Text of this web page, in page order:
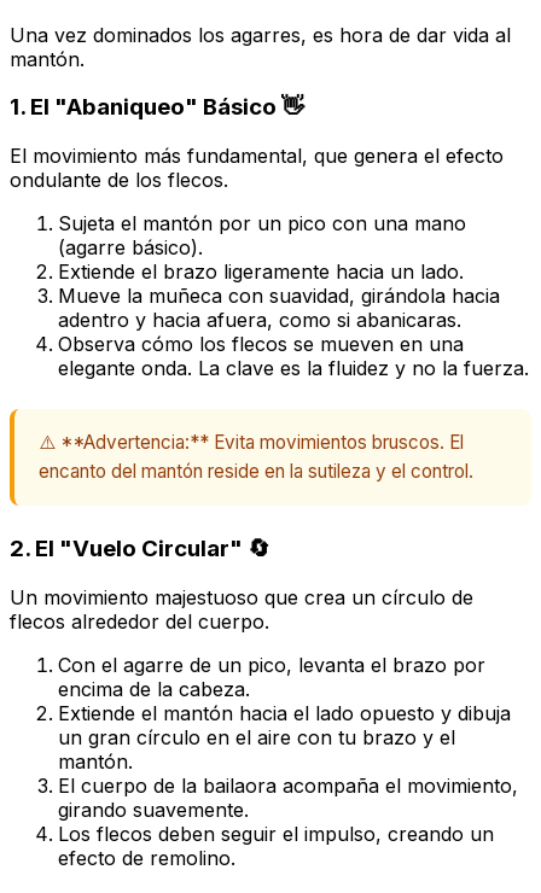
Una vez dominados los agarres, es hora de dar vida al
mantón.
1. El "Abaniqueo" Básico 👋
El movimiento más fundamental, que genera el efecto
ondulante de los flecos.
Sujeta el mantón por un pico con una mano
(agarre básico).
Extiende el brazo ligeramente hacia un lado.
Mueve la muñeca con suavidad, girándola hacia
adentro y hacia afuera, como si abanicaras.
Observa cómo los flecos se mueven en una
elegante onda. La clave es la fluidez y no la fuerza.
⚠️ **Advertencia:** Evita movimientos bruscos. El
encanto del mantón reside en la sutileza y el control.
2. El "Vuelo Circular" 🔄
Un movimiento majestuoso que crea un círculo de
flecos alrededor del cuerpo.
Con el agarre de un pico, levanta el brazo por
encima de la cabeza.
Extiende el mantón hacia el lado opuesto y dibuja
un gran círculo en el aire con tu brazo y el
mantón.
El cuerpo de la bailaora acompaña el movimiento,
girando suavemente.
Los flecos deben seguir el impulso, creando un
efecto de remolino.